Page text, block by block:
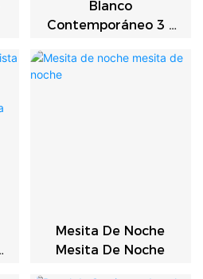
Blanco
Contemporáneo 3 -
Con Amplio
Almacenamiento
Mesita De Noche
Mesita De Noche